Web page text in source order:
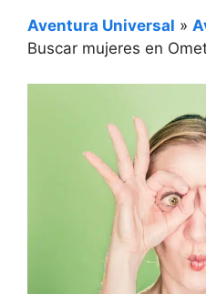
Aventura Universal »
Buscar mujeres en